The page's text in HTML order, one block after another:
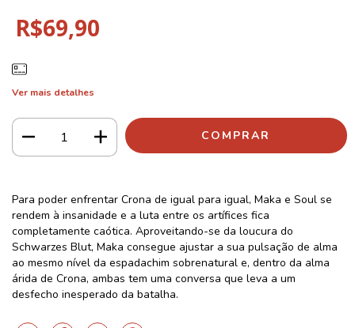
R$69,90
Ver mais detalhes
Para poder enfrentar Crona de igual para igual, Maka e Soul se
rendem à insanidade e a luta entre os artífices fica
completamente caótica. Aproveitando-se da loucura do
Schwarzes Blut, Maka consegue ajustar a sua pulsação de alma
ao mesmo nível da espadachim sobrenatural e, dentro da alma
rida de Crona, ambas tem uma conversa que leva a um
desfecho inesperado da batalha.